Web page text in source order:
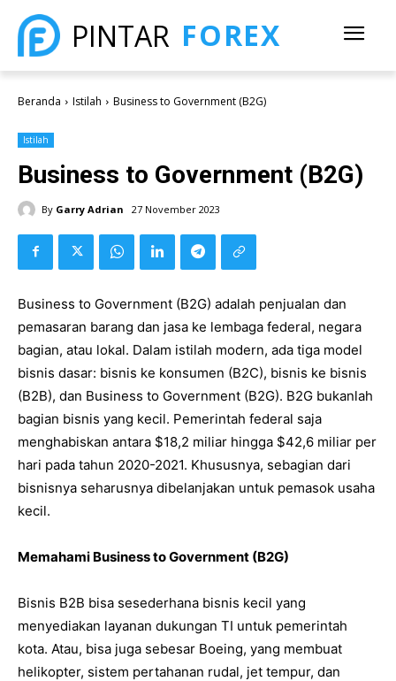
PINTAR FOREX
Beranda Istilah Business to Government (B2G)
Istilah
Business to Government (B2G)
By Garry Adrian 27 November 2023
Business to Government (B2G) adalah penjualan dan
pemasaran barang dan jasa ke lembaga federal, negara
bagian, atau lokal. Dalam istilah modern, ada tiga model
bisnis dasar: bisnis ke konsumen (B2C), bisnis ke bisnis
(B2B), dan Business to Government (B2G). B2G bukanlah
bagian bisnis yang kecil. Pemerintah federal saja
menghabiskan antara $18,2 miliar hingga $42,6 miliar per
hari pada tahun 2020-2021. Khususnya, sebagian dari
bisnisnya seharusnya dibelanjakan untuk pemasok usaha
kecil.
Memahami Business to Government (B2G)
Bisnis B2B bisa sesederhana bisnis kecil yang
menyediakan layanan dukungan TI untuk pemerintah
kota. Atau, bisa juga sebesar Boeing, yang membuat
helikopter, sistem pertahanan rudal, jet tempur, dan